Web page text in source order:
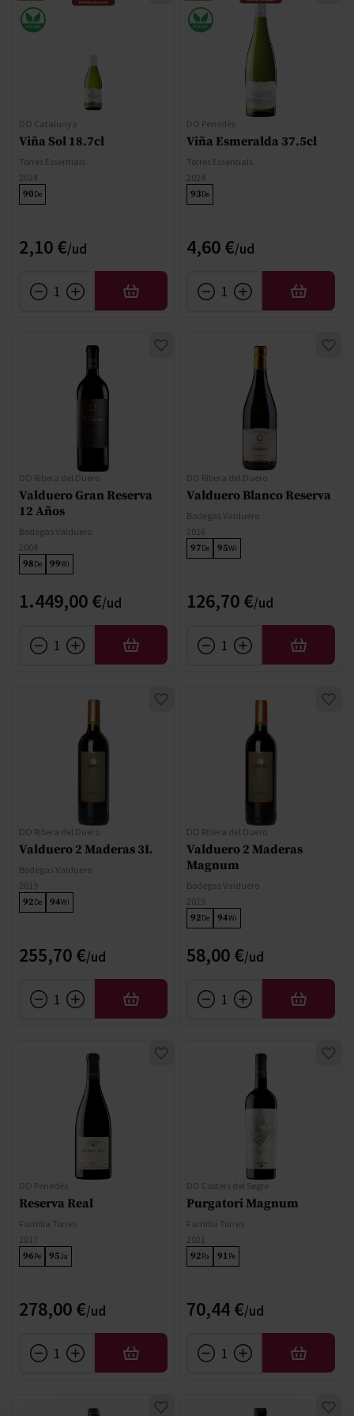
DO Catalunya
Viña Sol 18.7cl
Torres Essentials
2024
90De
2,10 €
AÑADIR
DO Penedès
Viña Esmeralda 37.5cl
Torres Essentials
2024
93De
4,60 €
AÑADIR
DO Ribera del Duero
Valduero Gran Reserva
12 Años
Bodegas Valduero
2004
98De 99Wi
1.449,00 €
AÑADIR
DO Ribera del Duero
Valduero Blanco Reserva
Bodegas Valduero
2016
97De 95Wi
126,70 €
AÑADIR
DO Ribera del Duero
Valduero 2 Maderas 3L
Bodegas Valduero
2019
92De 94Wi
255,70 €
AÑADIR
DO Ribera del Duero
Valduero 2 Maderas
Magnum
Bodegas Valduero
2019
92De 94Wi
58,00 €
AÑADIR
DO Penedès
Reserva Real
Familia Torres
2017
96Pe 95Ja
278,00 €
AÑADIR
DO Costers del Segre
Purgatori Magnum
Familia Torres
2021
92Pa 91Pe
70,44 €
AÑADIR